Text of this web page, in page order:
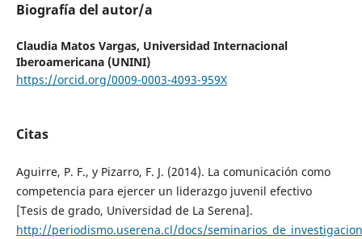
Biografía del autor/a
Claudia Matos Vargas, Universidad Internacional
Iberoamericana (UNINI)
https://orcid.org/0009-0003-4093-959X
Citas
Aguirre, P. F., y Pizarro, F. J. (2014). La comunicación como
competencia para ejercer un liderazgo juvenil efectivo
[Tesis de grado, Universidad de La Serena].
http://periodismo.userena.cl/docs/